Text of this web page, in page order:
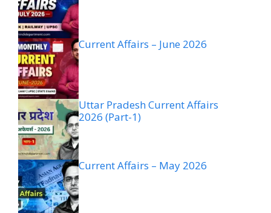
Current Affairs – June 2026
Uttar Pradesh Current Affairs
2026 (Part-1)
Current Affairs – May 2026